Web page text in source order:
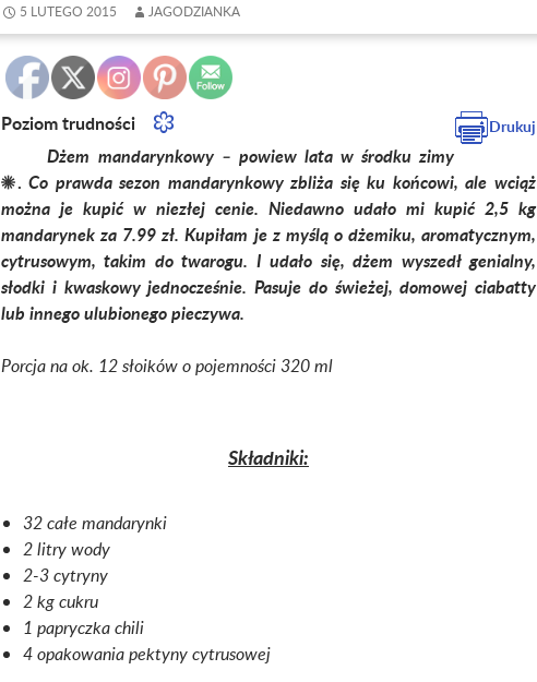
5 LUTEGO 2015 JAGODZIANKA
Drukuj
Poziom trudności
Dżem mandarynkowy – powiew lata w środku zimy
☀.Co prawda sezon mandarynkowy zbliża się ku końcowi, ale wciąż
można je kupić w niezłej cenie. Niedawno udało mi kupić 2,5 kg
mandarynek za 7.99 zł. Kupiłam je z myślą o dżemiku, aromatycznym,
cytrusowym, takim do twarogu. I udało się, dżem wyszedł genialny,
słodki i kwaskowy jednocześnie. Pasuje do świeżej, domowej ciabatty
lub innego ulubionego pieczywa.
Porcja na ok. 12 słoików o pojemności 320 ml
Składniki:
32 całe mandarynki
2 litry wody
2-3 cytryny
2 kg cukru
1 papryczka chili
4 opakowania pektyny cytrusowej